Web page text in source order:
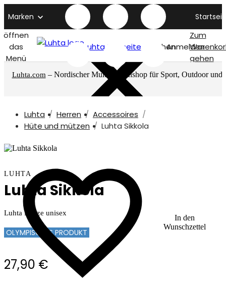
Marken
öffnen
das
Menü
Luhta titelseite SuchenAnmelden
Zum
gehen
Luhta.com – Nordischer Multimarkenshop für Sport, Outdoor und
Luhta Herren
Accessoires
Hüte und mützen
Luhta Sikkola
In den
Wunschzettel
LUHTA
Luhta Sikkola
Luhta Mütze unisex
OLYMPISCHES PRODUKT
27,90 €